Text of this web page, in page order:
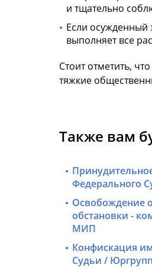
и тщательно
Если осужденный
выполняет все
Стоит отметить,
тяжкие
Также вам
Федерального
Освобождение
обстановки -
МИП
Конфискация
Судьи /